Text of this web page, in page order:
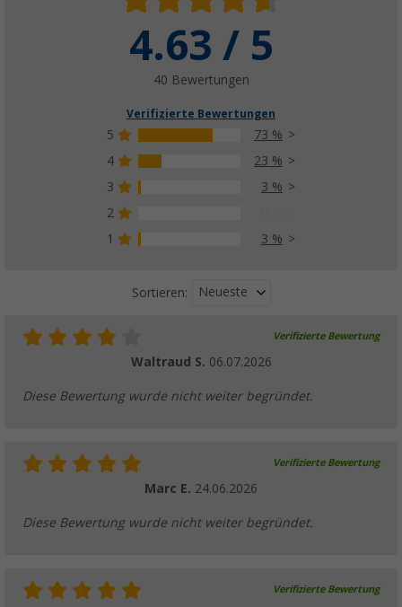
4.63 / 5
40 Bewertungen
Verifizierte Bewertungen
5
73 %
4
23 %
3
3 %
2
1
3 %
Sortieren: Neueste
Verifizierte Bewertung
Waltraud S. 06.07.2026
Diese Bewertung wurde nicht weiter begründet.
Verifizierte Bewertung
Marc E. 24.06.2026
Diese Bewertung wurde nicht weiter begründet.
Verifizierte Bewertung